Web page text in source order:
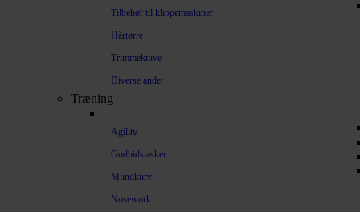
Tilbehør til klippemaskiner
Hårtørre
Trimmeknive
Diverse andet
Træning
Agility
Godbidstasker
Mundkurv
Nosework